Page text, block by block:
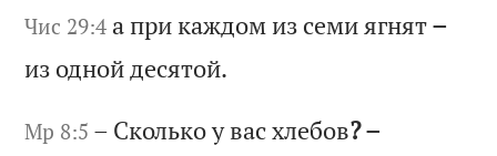
Чис 29:4 а при каждом из семиягнят–
из однойдесятой.
Мр 8:5 – Сколькоувасхлебов? –